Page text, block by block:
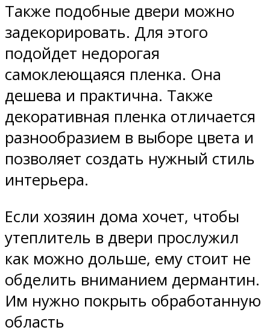
Также подобные двери можно
задекорировать. Для этого
подойдет недорогая
самоклеющаяся пленка. Она
дешева и практична. Также
декоративная пленка отличается
разнообразием в выборе цвета и
позволяет создать нужный стиль
интерьера.
Если хозяин дома хочет, чтобы
утеплитель в двери прослужил
как можно дольше, ему стоит не
обделить вниманием дермантин.
Им нужно покрыть обработанную
область